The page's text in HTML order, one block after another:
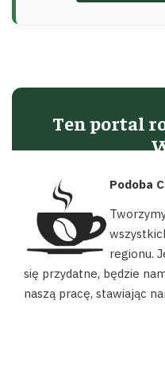
Ten portal
Podoba Ci się to, co
Zostań naszym
kawę lub dorzuć się
Nasz portal używa plików
naszych zasobów,
celach statystycznych.
Podoba
regionu.
się przydatne, będzie
naszą pracę, stawiając